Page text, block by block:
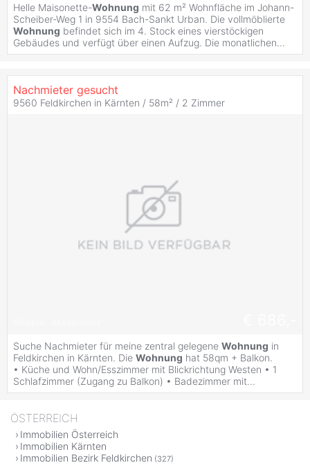
Helle Maisonette-Wohnung mit 62 m² Wohnfläche im Johann-
Scheiber-Weg 1 in 9554 Bach-Sankt Urban. Die vollmöblierte
Wohnung befindet sich im 4. Stock eines vierstöckigen
Gebäudes und verfügt über einen Aufzug. Die monatlichen...
Nachmieter gesucht
9560 Feldkirchen in Kärnten / 58m² / 2 Zimmer
Suche Nachmieter für meine zentral gelegene Wohnung in
Feldkirchen in Kärnten. Die Wohnung hat 58qm + Balkon.
• Küche und Wohn/Esszimmer mit Blickrichtung Westen • 1
Schlafzimmer (Zugang zu Balkon) • Badezimmer mit...
ÖSTERREICH
Immobilien Österreich
Immobilien Kärnten
Immobilien Bezirk Feldkirchen (327)